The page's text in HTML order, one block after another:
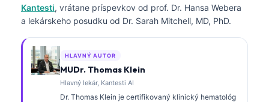
Kantesti, vrátane príspevkov od prof. Dr. Hansa Webera
a lekárskeho posudku od Dr. Sarah Mitchell, MD, PhD.
HLAVNÝ AUTOR
MUDr. Thomas Klein
Hlavný lekár, Kantesti AI
Dr. Thomas Klein je certifikovaný klinický hematológ